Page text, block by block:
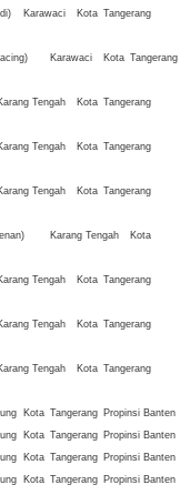
Karawaci Kota Tangerang
Karawaci Kota Tangerang
Tengah Kota Tangerang
Tengah Kota Tangerang
Tengah Kota Tangerang
Karang Tengah
Kota
Tengah Kota Tangerang
Tengah Kota Tangerang
Tengah Kota Tangerang
Kota Tangerang Propinsi Banten
Kota Tangerang Propinsi Banten
Kota Tangerang Propinsi Banten
Kota Tangerang Propinsi Banten